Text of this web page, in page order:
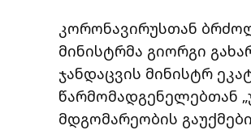
კორონავირუსთან
მინისტრმა გიორგი
ჯანდაცვის მინისტრ
წარმომადგენელებთან
მდგომარეობის